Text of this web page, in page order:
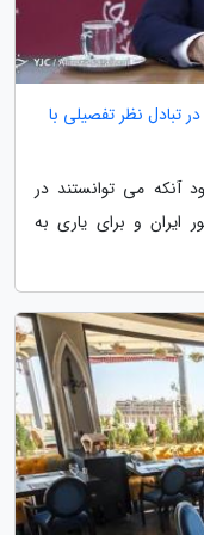
تبادل نظر تفصیلی با
آنکه می توانستند در
ایران و برای یاری به